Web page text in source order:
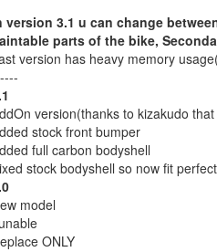
version 3.1 u can change
parts of the bike,
version has heavy memory
version(thanks to kizakudo
stock front bumper
full carbon bodyshell
stock bodyshell so now fit
model
ONLY